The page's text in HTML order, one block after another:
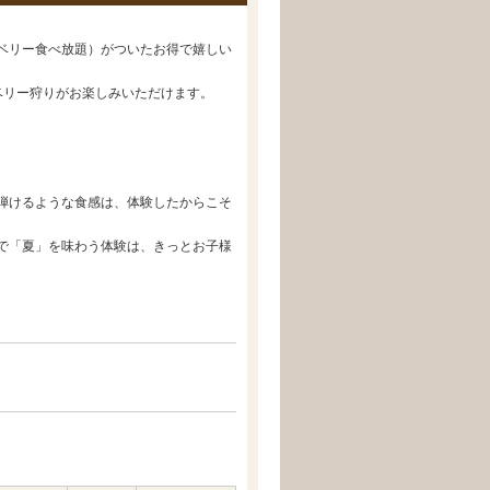
リー食べ放題）がついたお得で嬉しい
ー狩りがお楽しみいただけます。
けるような食感は、体験したからこそ
「夏」を味わう体験は、きっとお子様